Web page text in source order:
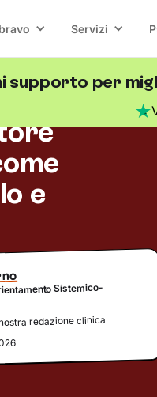
Servizi
supporto per
e
Sistemico-
redazione clinica